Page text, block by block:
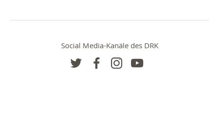
Social Media-Kanäle des DRK